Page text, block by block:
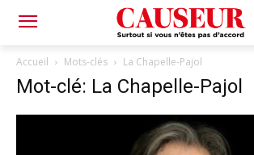
Accueil Mots-clés La Chapelle-Pajol
Mot-clé: La Chapelle-Pajol